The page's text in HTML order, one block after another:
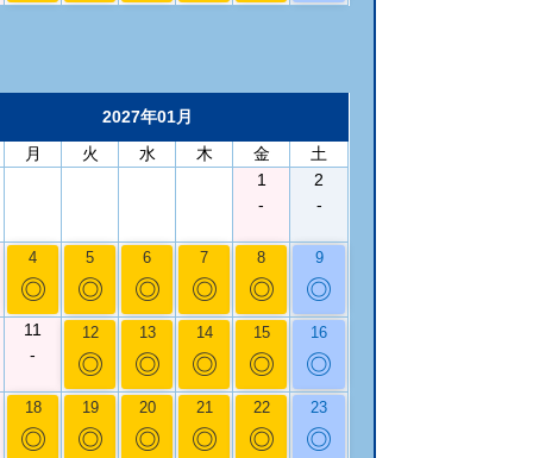
2027年01月
月 火 水 木 金
土
1
-
2
-
4
◎
5
◎
6
◎
7
◎
8
◎
9
◎
11
-
12
◎
13
◎
14
◎
15
◎
16
◎
18
◎
19
◎
20
◎
21
◎
22
◎
23
◎